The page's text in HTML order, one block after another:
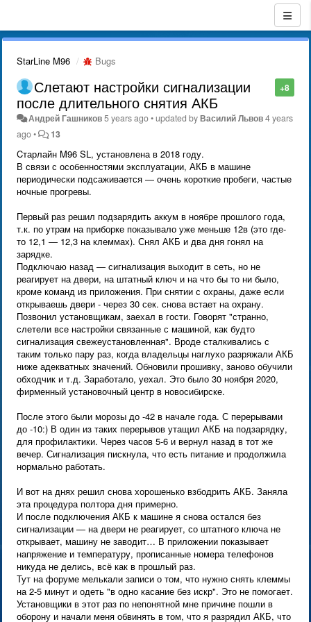
StarLine M96 Bugs
+8
Слетают настройки сигнализации
после длительного снятия АКБ
Андрей Гашников5 years ago•updated byВасилий Львов4 years
ago• 13
Cтарлайн M96 SL, установлена в 2018 году.
В связи с особенностями эксплуатации, АКБ в машине
периодически подсаживается — очень короткие пробеги, частые
ночные прогревы.
Первый раз решил подзарядить аккум в ноябре прошлого года,
т.к. по утрам на приборке показывало уже меньше 12в (это где-
то 12,1 — 12,3 на клеммах). Снял АКБ и два дня гонял на
зарядке.
Подключаю назад — сигнализация выходит в сеть, но не
реагирует на двери, на штатный ключ и на что бы то ни было,
кроме команд из приложения. При снятии с охраны, даже если
открываешь двери - через 30 сек. снова встает на охрану.
Позвонил установщикам, заехал в гости. Говорят "странно,
слетели все настройки связанные с машиной, как будто
сигнализация свежеустановленная". Вроде сталкивались с
таким только пару раз, когда владельцы наглухо разряжали АКБ
ниже адекватных значений. Обновили прошивку, заново обучили
обходчик и т.д. Заработало, уехал. Это было 30 ноября 2020,
фирменный установочный центр в новосибирске.
После этого были морозы до -42 в начале года. С перерывами
до -10:) В один из таких перерывов утащил АКБ на подзарядку,
для профилактики. Через часов 5-6 и вернул назад в тот же
вечер. Сигнализация пискнула, что есть питание и продолжила
нормально работать.
И вот на днях решил снова хорошенько взбодрить АКБ. Заняла
эта процедура полтора дня примерно.
И после подключения АКБ к машине я снова остался без
сигнализации — на двери не реагирует, со штатного ключа не
открывает, машину не заводит… В приложении показывает
напряжение и температуру, прописанные номера телефонов
никуда не делись, всё как в прошлый раз.
Тут на форуме мелькали записи о том, что нужно снять клеммы
на 2-5 минут и одеть "в одно касание без искр". Это не помогает.
Установщики в этот раз по непонятной мне причине пошли в
оборону и начали меня обвинять в том, что я разрядил АКБ, что